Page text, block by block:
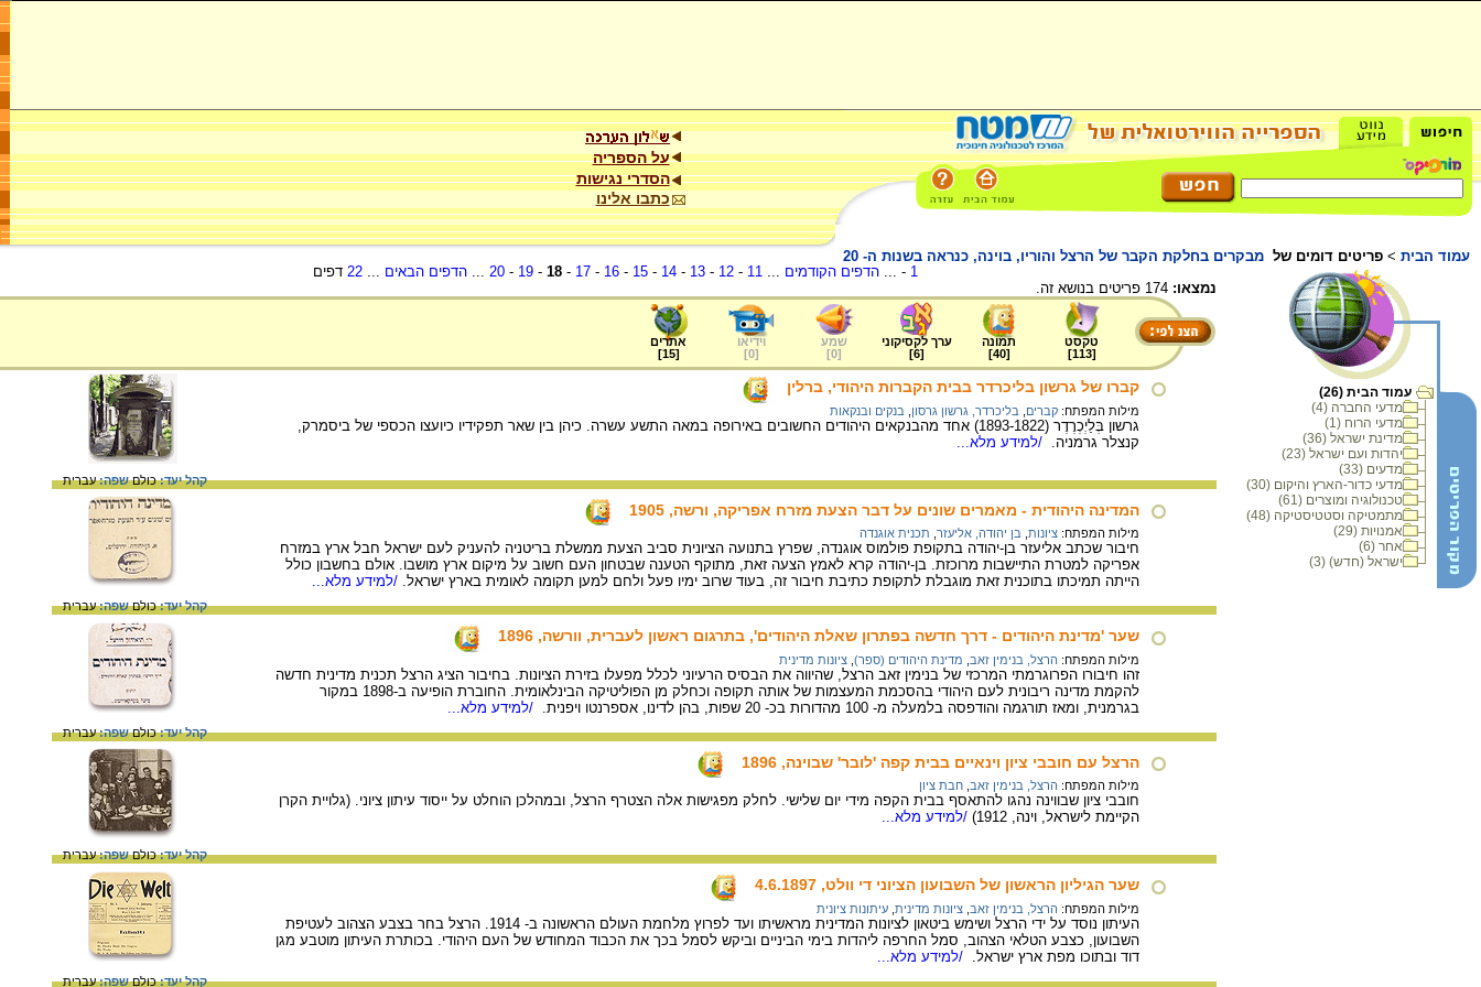
על הספריה
הסדרי נגישות
כתבו אלינו
עמוד הבית > פריטים דומים של מבקרים בחלקת הקבר של הרצל והוריו, בוינה, כנראה בשנות ה- 20
עמוד הבית (26)
מדעי החברה (4)
מדעי הרוח (1)
מדינת ישראל (36)
יהדות ועם ישראל (23)
מדעים (33)
מדעי כדור-הארץ והיקום (30)
טכנולוגיה ומוצרים (61)
מתמטיקה וסטטיסטיקה (48)
אמנויות (29)
אחר (6)
ישראל (חדש) (3)
1
- ...הדפים הקודמים ...
11
-
12
-
13
-
14
-
15
-
16
-
17
-
18
-
19
-
20
...הדפים הבאים ...
22 דפים
נמצאו:
טקסט
[
113
]
תמונה
[
40
]
ערך לקסיקוני
[
6
]
שמע
[
0
]
וידיאו
[
0
]
אתרים
[
15
]
קברו של גרשון בליכרדר בבית הקברות היהודי, ברלין
מילות המפתח: קברים בליכרדר, גרשון גרסון בנקים ובנקאות
גרשון בְּלַיְכְרֶדֶר (1893-1822) אחד מהבנקאים היהודים החשובים באירופה במאה התשע עשרה. כיהן בין שאר תפקידיו כיועצו הכספי של ביסמרק,
קנצלר גרמניה. /למידע מלא...
קהל יעד:כולםשפה:עברית
המדינה היהודית - מאמרים שונים על דבר הצעת מזרח אפריקה, ורשה, 1905
מילות המפתח: ציונות בן יהודה, אליעזר תכנית אוגנדה
חיבור שכתב אליעזר בן-יהודה בתקופת פולמוס אוגנדה, שפרץ בתנועה הציונית סביב הצעת ממשלת בריטניה להעניק לעם ישראל חבל ארץ במזרח
אפריקה למטרת התיישבות מרוכזת. בן-יהודה קרא לאמץ הצעה זאת, מתוקף הטענה שבטחון העם חשוב על מיקום ארץ מושבו. אולם בחשבון כולל
הייתה תמיכתו בתוכנית זאת מוגבלת לתקופת כתיבת חיבור זה, בעוד שרוב ימיו פעל ולחם למען תקומה לאומית בארץ ישראל. /למידע מלא...
קהל יעד:כולםשפה:עברית
שער 'מדינת היהודים - דרך חדשה בפתרון שאלת היהודים', בתרגום ראשון לעברית, וורשה, 1896
מילות המפתח: הרצל, בנימין זאב מדינת היהודים (ספר) ציונות מדינית
זהו חיבורו הפרוגרמתי המרכזי של בנימין זאב הרצל, שהיווה את הבסיס הרעיוני לכלל מפעלו בזירת הציונות. בחיבור הציג הרצל תכנית מדינית חדשה
להקמת מדינה ריבונית לעם היהודי בהסכמת המעצמות של אותה תקופה וכחלק מן הפוליטיקה הבינלאומית. החוברת הופיעה ב-1898 במקור
בגרמנית, ומאז תורגמה והודפסה בלמעלה מ- 100 מהדורות בכ- 20 שפות, בהן לדינו, אספרנטו ויפנית.
/למידע מלא...
קהל יעד:כולםשפה:עברית
הרצל עם חובבי ציון וינאיים בבית קפה 'לובר' שבוינה, 1896
מילות המפתח: הרצל, בנימין זאב חבת ציון
חובבי ציון שבווינה נהגו להתאסף בבית הקפה מידי יום שלישי. לחלק מפגישות אלה הצטרף הרצל, ובמהלכן הוחלט על ייסוד עיתון ציוני. (גלויית הקרן
הקיימת לישראל, וינה, 1912)
/למידע מלא...
קהל יעד:כולםשפה:עברית
שער הגיליון הראשון של השבועון הציוני די וולט, 4.6.1897
מילות המפתח: הרצל, בנימין זאב ציונות מדינית עיתונות ציונית
העיתון נוסד על ידי הרצל ושימש ביטאון לציונות המדינית מראשיתו ועד לפרוץ מלחמת העולם הראשונה ב- 1914. הרצל בחר בצבע הצהוב לעטיפת
השבועון, כצבע הטלאי הצהוב, סמל החרפה ליהדות בימי הביניים וביקש לסמל בכך את הכבוד המחודש של העם היהודי. בכותרת העיתון מוטבע מגן
דוד ובתוכו מפת ארץ ישראל.
/למידע מלא...
קהל יעד:כולםשפה:עברית